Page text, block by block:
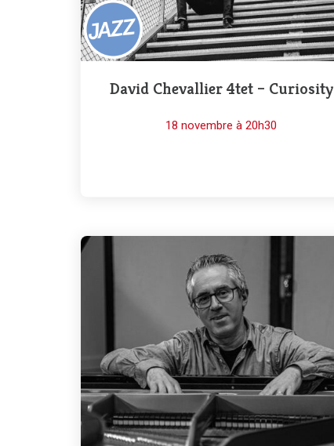
David Chevallier 4tet – Curiosity
18 novembre à 20h30